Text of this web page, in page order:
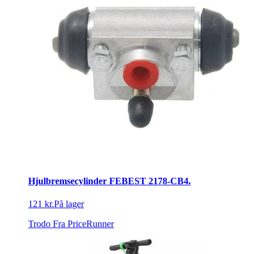
Hjulbremsecylinder FEBEST 2178-CB4.
121 kr.På lager
Trodo Fra PriceRunner